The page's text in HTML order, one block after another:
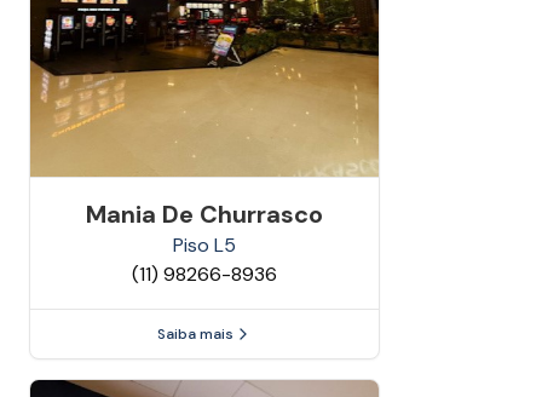
Mania De Churrasco
Piso L5
(11) 98266-8936
Saiba mais